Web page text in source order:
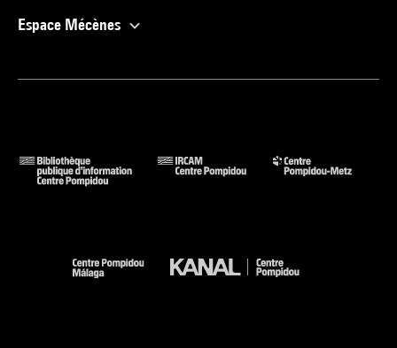
Espace Mécènes